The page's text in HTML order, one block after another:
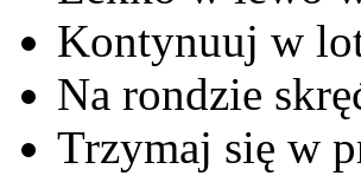
Kontynuuj w
Na rondzie
Trzymaj się w